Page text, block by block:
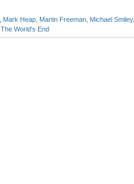
Mark Heap Martin Freeman Michael Smiley,
The World's End